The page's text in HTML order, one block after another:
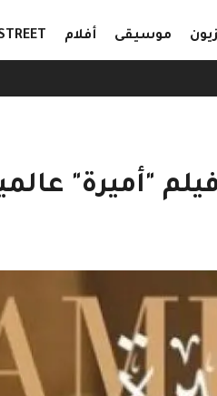
موسيقى أفلام
"أميرة"